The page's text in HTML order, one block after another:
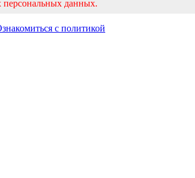
персональных данных.
с политикой